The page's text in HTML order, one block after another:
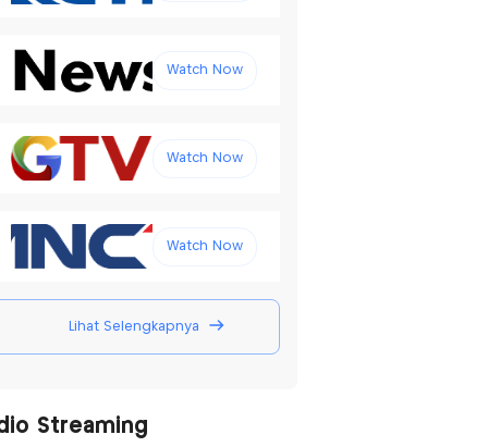
Watch Now
Watch Now
Watch Now
Lihat Selengkapnya
Streaming